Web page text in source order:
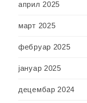
април 2025
март 2025
фебруар 2025
јануар 2025
децембар 2024